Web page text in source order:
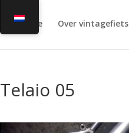
Home Over vintagefiets
Telaio 05